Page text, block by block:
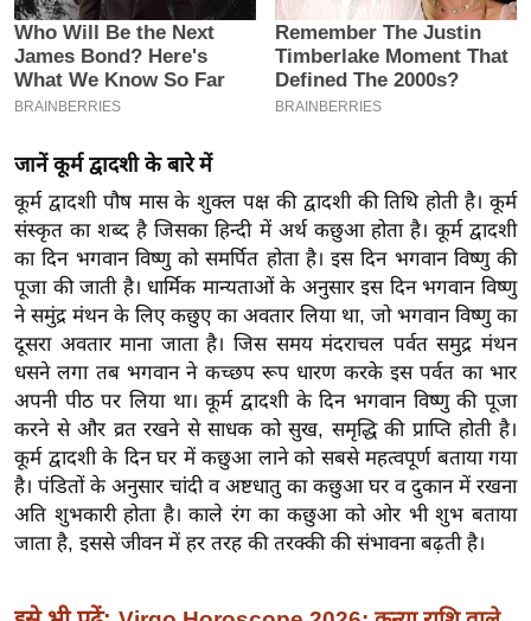
के
ट
I
P
2
0
2
6
क्रा
इ
म
ई
-
पे
प
र
जानें कूर्म द्वादशी के बारे में
कूर्म द्वादशी पौष मास के शुक्ल पक्ष की द्वादशी की तिथि होती है। कूर्म
संस्कृत का शब्द है जिसका हिन्दी में अर्थ कछुआ होता है। कूर्म द्वादशी
का दिन भगवान विष्णु को समर्पित होता है। इस दिन भगवान विष्णु की
पूजा की जाती है। धार्मिक मान्यताओं के अनुसार इस दिन भगवान विष्णु
ने समुंद्र मंथन के लिए कछुए का अवतार लिया था, जो भगवान विष्णु का
दूसरा अवतार माना जाता है। जिस समय मंदराचल पर्वत समुद्र मंथन
धसने लगा तब भगवान ने कच्छप रूप धारण करके इस पर्वत का भार
अपनी पीठ पर लिया था। कूर्म द्वादशी के दिन भगवान विष्णु की पूजा
करने से और व्रत रखने से साधक को सुख, समृद्धि की प्राप्ति होती है।
कूर्म द्वादशी के दिन घर में कछुआ लाने को सबसे महत्वपूर्ण बताया गया
है। पंडितों के अनुसार चांदी व अष्टधातु का कछुआ घर व दुकान में रखना
अति शुभकारी होता है। काले रंग का कछुआ को ओर भी शुभ बताया
जाता है, इससे जीवन में हर तरह की तरक्की की संभावना बढ़ती है।